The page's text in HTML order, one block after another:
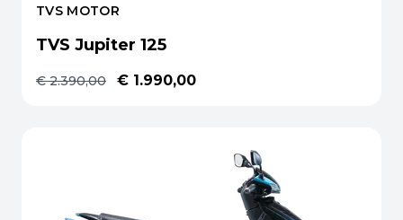
TVS MOTOR
TVS Jupiter 125
€ 2.390,00 € 1.990,00